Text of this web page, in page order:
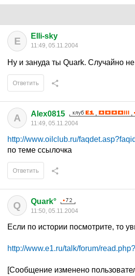
E Elli-sky
11:49, 05.11.2004
Ну и зануда ты Quark. Случайно
Ответить
A Alex0815
11:49, 05.11.2004
http://www.oilclub.ru/
по теме ссылочка
Ответить
Q Quark°
11:50, 05.11.2004
Если по истории посмотрите, то
http://www.e1.ru/talk/forum/
[Сообщение изменено